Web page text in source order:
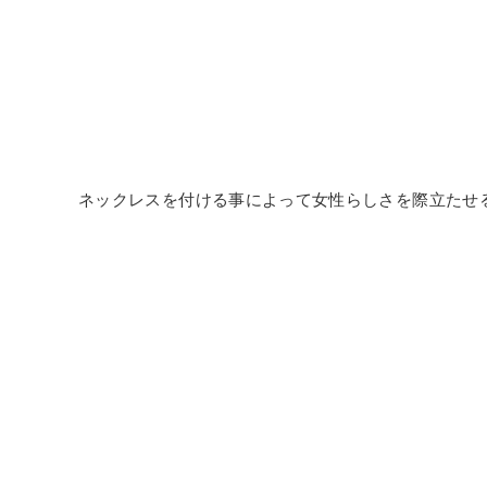
ネックレスを付ける事によって女性らしさを際立たせ